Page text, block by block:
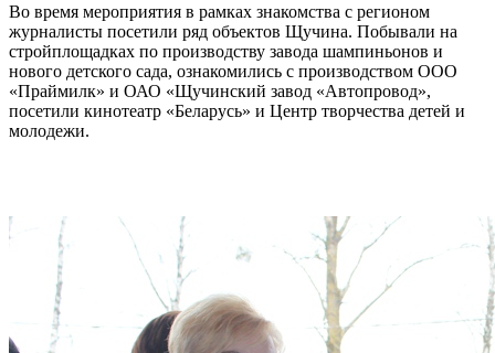
Во время мероприятия в рамках знакомства с регионом
журналисты посетили ряд объектов Щучина. Побывали на
стройплощадках по производству завода шампиньонов и
нового детского сада, ознакомились с производством ООО
«Праймилк» и ОАО «Щучинский завод «Автопровод»,
посетили кинотеатр «Беларусь» и Центр творчества детей и
молодежи.